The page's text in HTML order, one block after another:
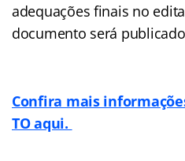
adequações finais no
documento será
Confira mais
TO aqui.